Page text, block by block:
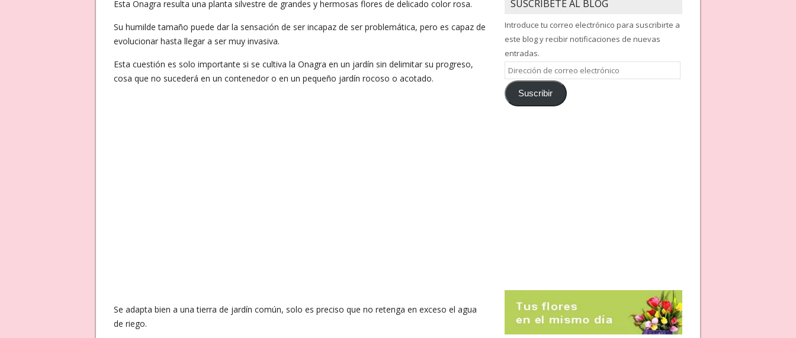
Esta Onagra resulta una planta silvestre de grandes y hermosas flores de delicado color rosa.
Su humilde tamaño puede dar la sensación de ser incapaz de ser problemática, pero es capaz de
evolucionar hasta llegar a ser muy invasiva.
Esta cuestión es solo importante si se cultiva la Onagra en un jardín sin delimitar su progreso,
cosa que no sucederá en un contenedor o en un pequeño jardín rocoso o acotado.
Se adapta bien a una tierra de jardín común, solo es preciso que no retenga en exceso el agua
de riego.
SUSCRÍBETE AL BLOG
Introduce tu correo electrónico para suscribirte a
este blog y recibir notificaciones de nuevas
entradas.
Dirección
de
correoSuscribir